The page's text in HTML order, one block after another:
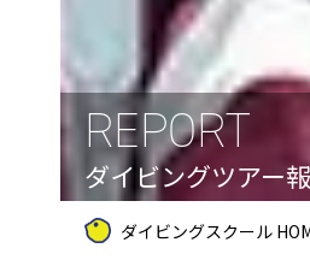
REPORT
ダイビングツアー
ダイビングスクール